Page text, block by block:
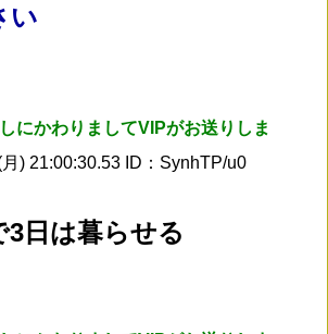
い
にかわりましてVIPがお送りしま
月) 21:00:30.53 ID：SynhTP/u0
日は暮らせる